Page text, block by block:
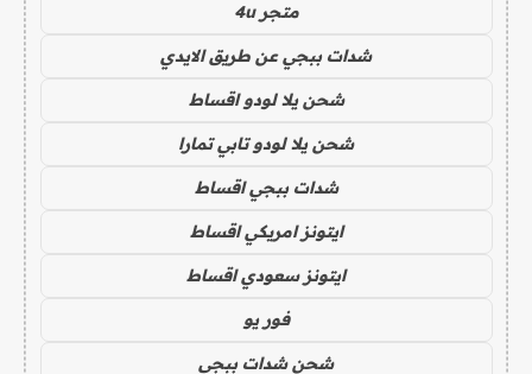
متجر 4u
شدات ببجي عن طريق الايدي
شحن يلا لودو اقساط
شحن يلا لودو تابي تمارا
شدات ببجي اقساط
ايتونز امريكي اقساط
ايتونز سعودي اقساط
فور يو
شحن شدات ببجي